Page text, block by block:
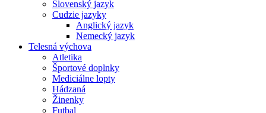
Slovenský jazyk
Cudzie jazyky
Anglický jazyk
Nemecký jazyk
Telesná výchova
Atletika
Športové doplnky
Mediciálne lopty
Hádzaná
Žinenky
Futbal